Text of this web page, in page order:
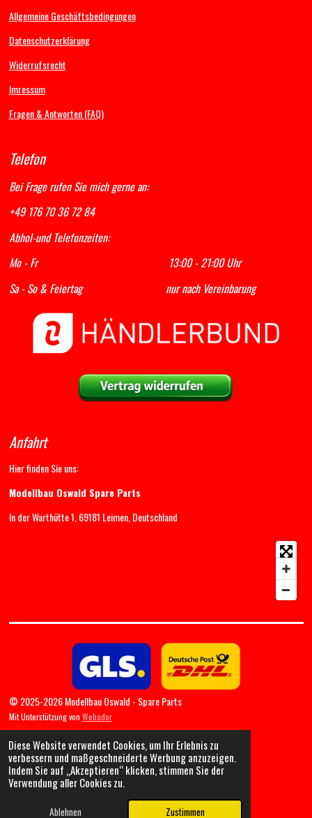
Diese Website verwendet Cookies, um Ihr Erlebnis zu
verbessern und maßgeschneiderte Werbung anzuzeigen.
Indem Sie auf „Akzeptieren“ klicken, stimmen Sie der
Verwendung aller Cookies zu.
Ablehnen Zustimmen
b
o
a
r
m
u
e
s
Allgemeine Geschäftsbedingungen
Datenschutzerklärung
Widerrufsrecht
Imressum
Fragen & Antworten (FAQ)
Telefon
Bei Frage rufen Sie mich gerne an:
+49 176 70 36 72 84
Abhol-und Telefonzeiten:
Mo - Fr 13:00 - 21:00 Uhr
Sa - So & Feiertag nur nach Vereinbarung
Anfahrt
Hier finden Sie uns:
Modellbau Oswald Spare Parts
In der Warthütte 1, 69181 Leimen, Deutschland
© 2025-2026 Modellbau Oswald - Spare Parts
Mit Unterstützung von Webador